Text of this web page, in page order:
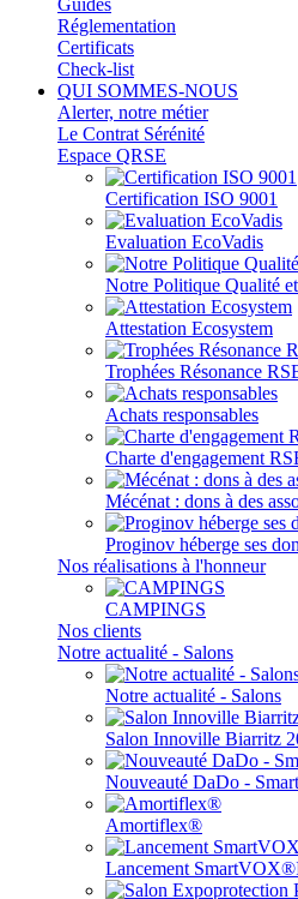
Guides
Réglementation
Certificats
Check-list
QUI SOMMES-NOUS
Alerter, notre métier
Le Contrat Sérénité
Espace QRSE
Certification ISO 9001
Evaluation EcoVadis
Notre Politique Qualité
Attestation Ecosystem
Trophées Résonance
Achats responsables
Charte d'engagement
Mécénat : dons à des
Proginov héberge ses
Nos réalisations à l'honneur
CAMPINGS
Nos clients
Notre actualité - Salons
Notre actualité - Salons
Salon Innoville Biarritz
Nouveauté DaDo -
Amortiflex®
Lancement